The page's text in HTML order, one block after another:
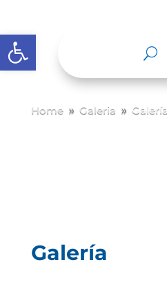
Abrir barra de herramientas
Home 9 Galeria 9 Galería
Galería